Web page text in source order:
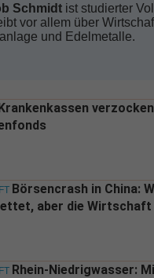
Schmidtist studierter
vor allem über
und Edelmetalle.
Börsencrash in China:
aber die
Rhein-Niedrigwasser: